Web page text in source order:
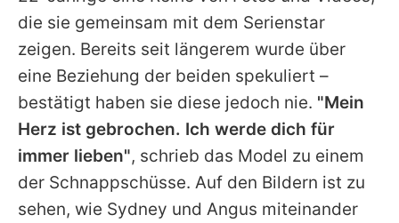
die sie gemeinsam mit dem Serienstar
zeigen. Bereits seit längerem wurde über
eine Beziehung der beiden spekuliert –
bestätigt haben sie diese jedoch nie. "Mein
Herz ist gebrochen. Ich werde dich für
immer lieben", schrieb das Model zu einem
der Schnappschüsse. Auf den Bildern ist zu
sehen, wie Sydney und Angus miteinander